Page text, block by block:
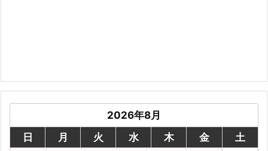
2026年8月
日
月 火 水 木 金
土